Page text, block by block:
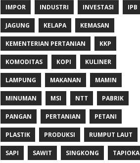
IMPOR INDUSTRI INVESTASI IPB
JAGUNG KELAPA KEMASAN
KEMENTERIAN PERTANIAN KKP
KOMODITAS KOPI KULINER
LAMPUNG MAKANAN MAMIN
MINUMAN MSI NTT PABRIK
PANGAN PERTANIAN PETANI
PLASTIK PRODUKSI RUMPUT LAUT
SAPI SAWIT SINGKONG TAPIOKA